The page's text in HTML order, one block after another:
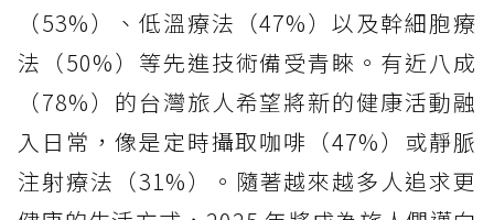
（53%）、低溫療法（47%）以及幹細胞療
法（50%）等先進技術備受青睞。有近八成
（78%）的台灣旅人希望將新的健康活動融
入日常，像是定時攝取咖啡（47%）或靜脈
注射療法（31%）。隨著越來越多人追求更